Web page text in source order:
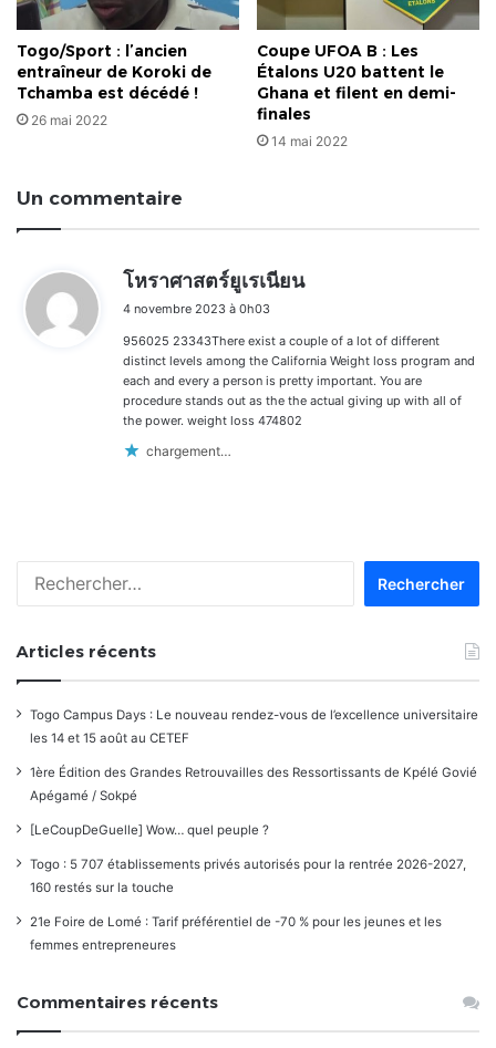
Togo/Sport : l’ancien
entraîneur de Koroki de
Tchamba est décédé !
26 mai 2022
Coupe UFOA B : Les
Étalons U20 battent le
Ghana et filent en demi-
finales
14 mai 2022
Un commentaire
โหราศาสตร์ยูเรเนียน
:
4 novembre 2023 à 0h03
956025 23343There exist a couple of a lot of different
distinct levels among the California Weight loss program and
each and every a person is pretty important. You are
procedure stands out as the the actual giving up with all of
the power. weight loss 474802
chargement…
Articles récents
Togo Campus Days : Le nouveau rendez-vous de l’excellence universitaire
les 14 et 15 août au CETEF
1ère Édition des Grandes Retrouvailles des Ressortissants de Kpélé Govié
Apégamé / Sokpé
[LeCoupDeGuelle] Wow… quel peuple ?
Togo : 5 707 établissements privés autorisés pour la rentrée 2026-2027,
160 restés sur la touche
21e Foire de Lomé : Tarif préférentiel de -70 % pour les jeunes et les
femmes entrepreneures
Commentaires récents